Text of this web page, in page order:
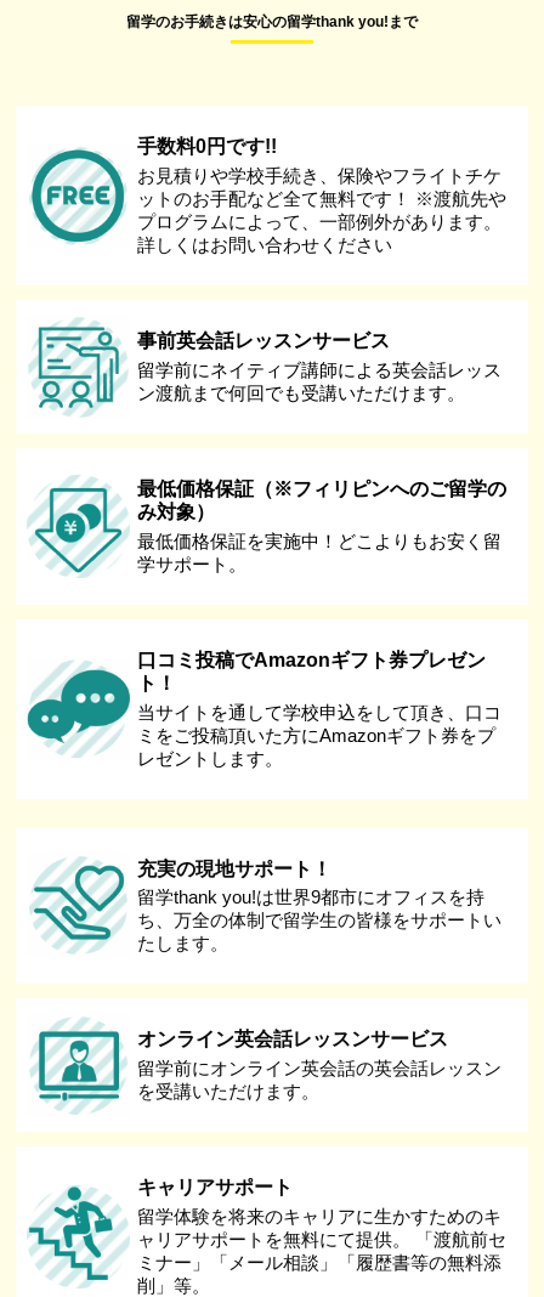
留学のお手続きは安心の留学thank you!まで
手数料0円です!!
お見積りや学校手続き、保険やフライトチケ
ットのお手配など全て無料です！ ※渡航先や
プログラムによって、一部例外があります。
詳しくはお問い合わせください
事前英会話レッスンサービス
留学前にネイティブ講師による英会話レッス
ン渡航まで何回でも受講いただけます。
最低価格保証（※フィリピンへのご留学の
み対象）
最低価格保証を実施中！どこよりもお安く留
学サポート。
口コミ投稿でAmazonギフト券プレゼン
ト！
当サイトを通して学校申込をして頂き、口コ
ミをご投稿頂いた方にAmazonギフト券をプ
レゼントします。
充実の現地サポート！
留学thank you!は世界9都市にオフィスを持
ち、万全の体制で留学生の皆様をサポートい
たします。
オンライン英会話レッスンサービス
留学前にオンライン英会話の英会話レッスン
を受講いただけます。
キャリアサポート
留学体験を将来のキャリアに生かすためのキ
ャリアサポートを無料にて提供。 「渡航前セ
ミナー」「メール相談」「履歴書等の無料添
削」等。